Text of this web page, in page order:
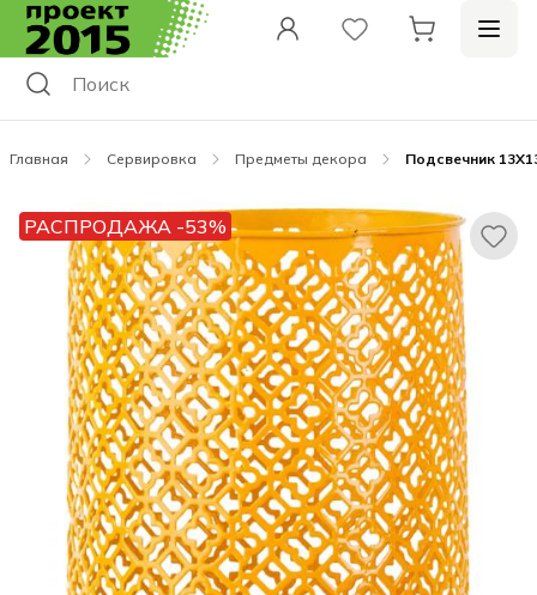
Главная Сервировка Предметы декора Подсвечник
РАСПРОДАЖА -53%